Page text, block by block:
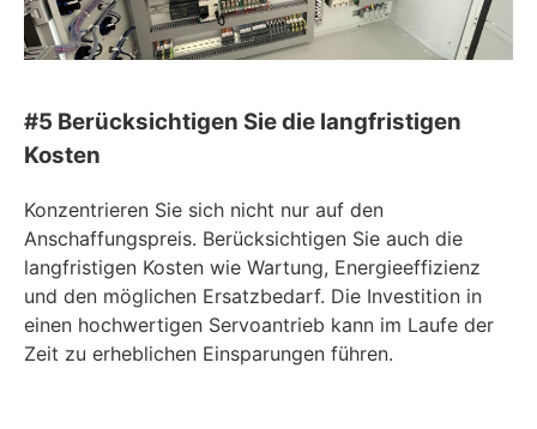
#5 Berücksichtigen Sie die langfristigen
Kosten
Konzentrieren Sie sich nicht nur auf den
Anschaffungspreis. Berücksichtigen Sie auch die
langfristigen Kosten wie Wartung, Energieeffizienz
und den möglichen Ersatzbedarf. Die Investition in
einen hochwertigen Servoantrieb kann im Laufe der
Zeit zu erheblichen Einsparungen führen.